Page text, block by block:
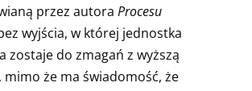
przez autora Procesu
wyjścia, w której jednostka
zostaje do zmagań z wyższą
mimo że ma świadomość, że